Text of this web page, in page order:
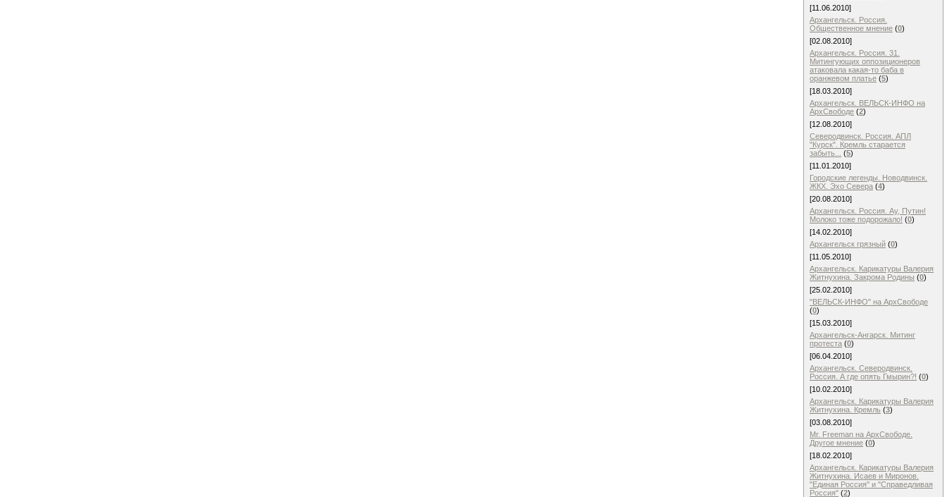
[11.06.2010]
Архангельск. Россия.
Общественное мнение (0)
[02.08.2010]
Архангельск. Россия. 31.
Митингующих оппозиционеров
атаковала какая-то баба в
оранжевом платье (5)
[18.03.2010]
Архангельск. ВЕЛЬСК-ИНФО на
АрхСвободе (2)
[12.08.2010]
Северодвинск. Россия. АПЛ
"Курск". Кремль старается
забыть...
(5)
[11.01.2010]
Городские легенды. Новодвинск.
ЖКХ. Эхо Севера (4)
[20.08.2010]
Архангельск. Россия. Ау, Путин!
Молоко тоже подорожало! (0)
[14.02.2010]
Архангельск грязный (0)
[11.05.2010]
Архангельск. Карикатуры Валерия
Житнухина. Закрома Родины (0)
[25.02.2010]
"ВЕЛЬСК-ИНФО" на АрхСвободе
(0)
[15.03.2010]
Архангельск-Ангарск. Митинг
протеста (0)
[06.04.2010]
Архангельск. Северодвинск.
Россия. А где опять Гмырин?! (0)
[10.02.2010]
Архангельск. Карикатуры Валерия
Житнухина. Кремль (3)
[03.08.2010]
Mr. Freeman на АрхСвободе.
Другое мнение (0)
[18.02.2010]
Архангельск. Карикатуры Валерия
Житнухина. Исаев и Миронов.
"Единая Россия" и "Справедливая
Россия" (2)